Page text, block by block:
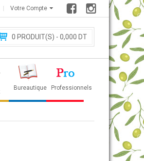
Votre Compte
0 PRODUIT(S) - 0,000 DT
Bureautique Professionnels